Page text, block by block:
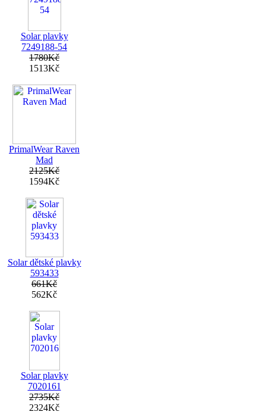
Solar plavky
7249188-54
1780Kč
1513Kč
PrimalWear Raven
Mad
2125Kč
1594Kč
Solar dětské plavky
593433
661Kč
562Kč
Solar plavky
7020161
2735Kč
2324Kč